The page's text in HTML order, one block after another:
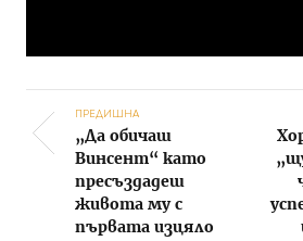
Post navigation
ПРЕДИШНА
„Да обичаш
Винсент“ като
пресъздадеш
живота му с
първата изцяло